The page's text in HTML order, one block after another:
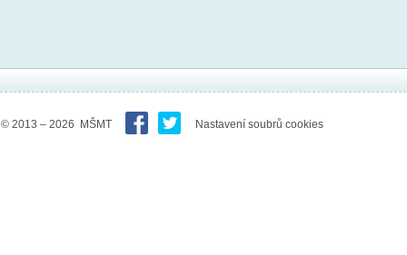
© 2013 – 2026 MŠMT Nastavení soubrů cookies